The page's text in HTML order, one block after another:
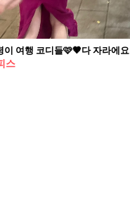
이 여행 코디들🩷🤎다 자라에요
스